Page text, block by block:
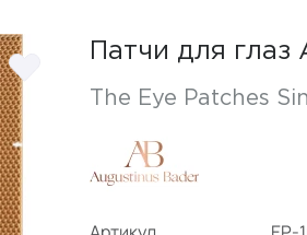
Патчи для
The Eye Patches